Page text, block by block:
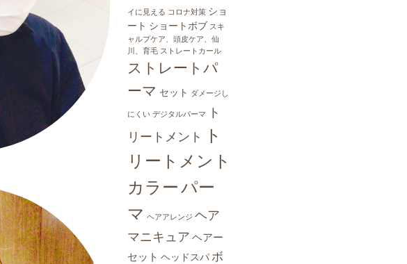
イに見える コロナ対策 ショ
ート ショートボブ スキ
ャルプケア、頭皮ケア、仙
川、育毛 ストレートカール
ストレートパ
ーマ セット ダメージし
にくい デジタルパーマ
ト
リートメント
ト
リートメント
カラーパー
マ ヘアアレンジ ヘア
マニキュア ヘアー
セット ヘッドスパ ボ